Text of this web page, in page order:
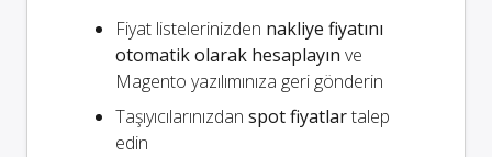
Fiyat listelerinizden nakliye fiyatını
otomatik olarak hesaplayın ve
Magento yazılımınıza geri gönderin
Taşıyıcılarınızdan spot fiyatlartalep
edin